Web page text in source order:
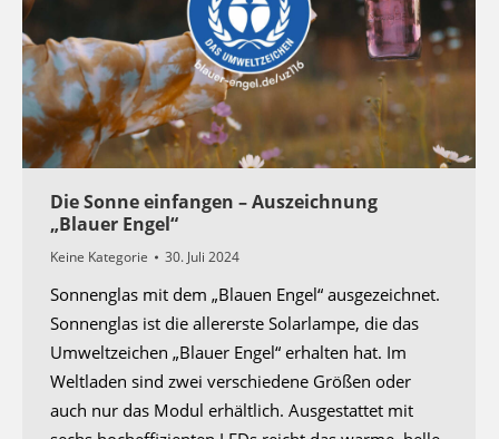
neu laden
Die Sonne einfangen – Auszeichnung
„Blauer Engel“
Keine Kategorie 30. Juli 2024
Sonnenglas mit dem „Blauen Engel“ ausgezeichnet.
Sonnenglas ist die allererste Solarlampe, die das
Umweltzeichen „Blauer Engel“ erhalten hat. Im
Weltladen sind zwei verschiedene Größen oder
auch nur das Modul erhältlich. Ausgestattet mit